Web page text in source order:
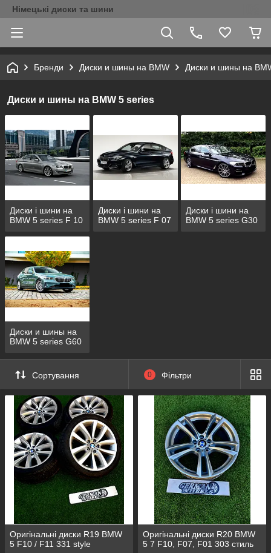
Німецькі диски та шини
Бренди Диски и шины на BMW Диски и шины на
Диски и шины на BMW 5 series
Диски і шини на
BMW 5 series F 10
Диски і шини на
BMW 5 series F 07
Диски і шини на
BMW 5 series G30
Диски и шины на
BMW 5 series G60
Сортування 0 Фільтри
Оригінальні диски R19 BMW
5 F10 / F11 331 style
Оригінальні диски R20 BMW
5 7 F10, F07, F01 303 стиль